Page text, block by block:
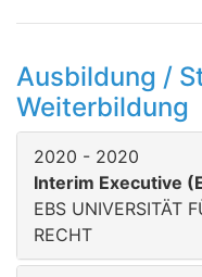
Ausbildung /
Weiterbildung
2020 - 2020
Interim Executive
EBS UNIVERSITÄT
RECHT